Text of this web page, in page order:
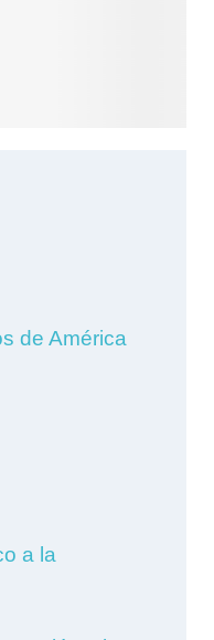
de América
a la